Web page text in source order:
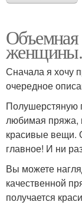
Сначала я хочу
очередное
Полушерстяную
любимая пряжа,
красивые вещи.
главное! И ни
Вы можете
качественной
получается